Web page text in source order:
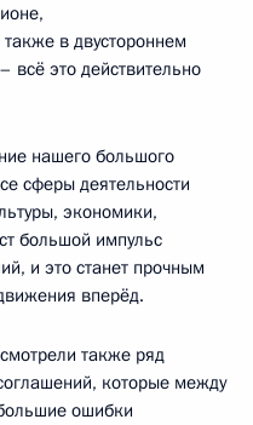
в двустороннем
всё это действительно
нашего большого
сферы деятельности
экономики,
большой импульс
и это станет прочным
вперёд.
также ряд
которые между
ошибки